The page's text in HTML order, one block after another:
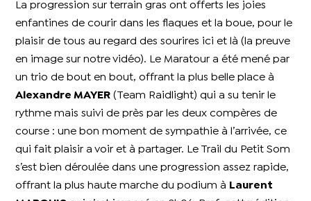
La progression sur terrain gras ont offerts les joies
enfantines de courir dans les flaques et la boue, pour le
plaisir de tous au regard des sourires ici et là (la preuve
en image sur notre vidéo). Le Maratour a été mené par
un trio de bout en bout, offrant la plus belle place à
Alexandre MAYER (Team Raidlight) qui a su tenir le
rythme mais suivi de près par les deux compères de
course : une bon moment de sympathie à l’arrivée, ce
qui fait plaisir a voir et à partager. Le Trail du Petit Som
s’est bien déroulée dans une progression assez rapide,
offrant la plus haute marche du podium à
Laurent